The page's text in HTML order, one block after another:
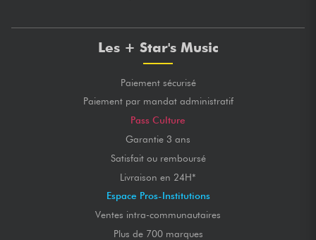
Les + Star's Music
Paiement sécurisé
Paiement par mandat administratif
Pass Culture
Garantie 3 ans
Satisfait ou remboursé
Livraison en 24H*
Espace Pros-Institutions
Ventes intra-communautaires
Plus de 700 marques